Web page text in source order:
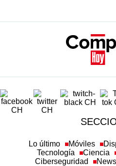
Lo último Móviles
Tecnología
Ciencia
Ciberseguridad